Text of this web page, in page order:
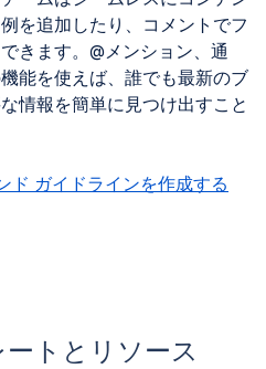
を追加したり、コメントでフ
きます。@メンション、通
能を使えば、誰でも最新のブ
情報を簡単に見つけ出すこと
ガイドラインを作成する
トとリソース